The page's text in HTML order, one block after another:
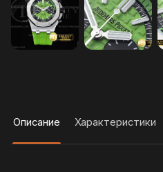
Описание Характеристики